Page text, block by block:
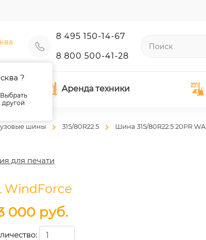
?
Выбрать
другой
8 495 150-14-67
8 800 500-41-28
Аренда техники
шины 315/80R22.5
Шина 315/80R22.5 20PR WA
для печати
WindForce
000руб.